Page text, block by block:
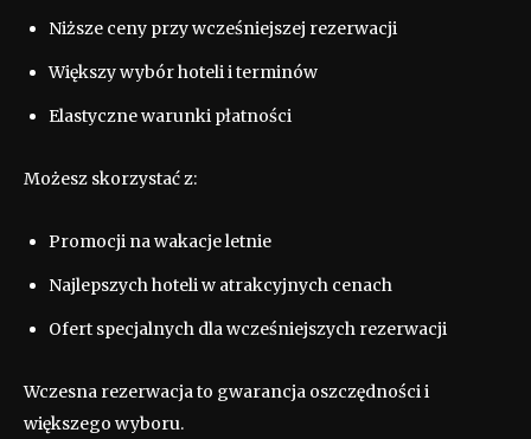
Niższe ceny przy wcześniejszej rezerwacji
Większy wybór hoteli i terminów
Elastyczne warunki płatności
Możesz skorzystać z:
Promocji na wakacje letnie
Najlepszych hoteli w atrakcyjnych cenach
Ofert specjalnych dla wcześniejszych rezerwacji
Wczesna rezerwacja to gwarancja oszczędności i
większego wyboru.